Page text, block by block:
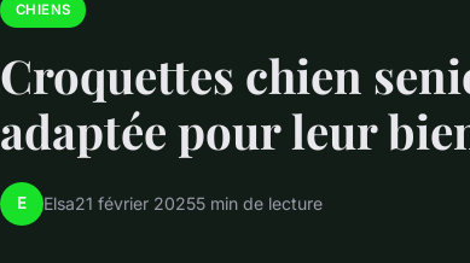
CHIENS
Croquettes chien
adaptée pour leur
E Elsa21 février 20255 min de lecture